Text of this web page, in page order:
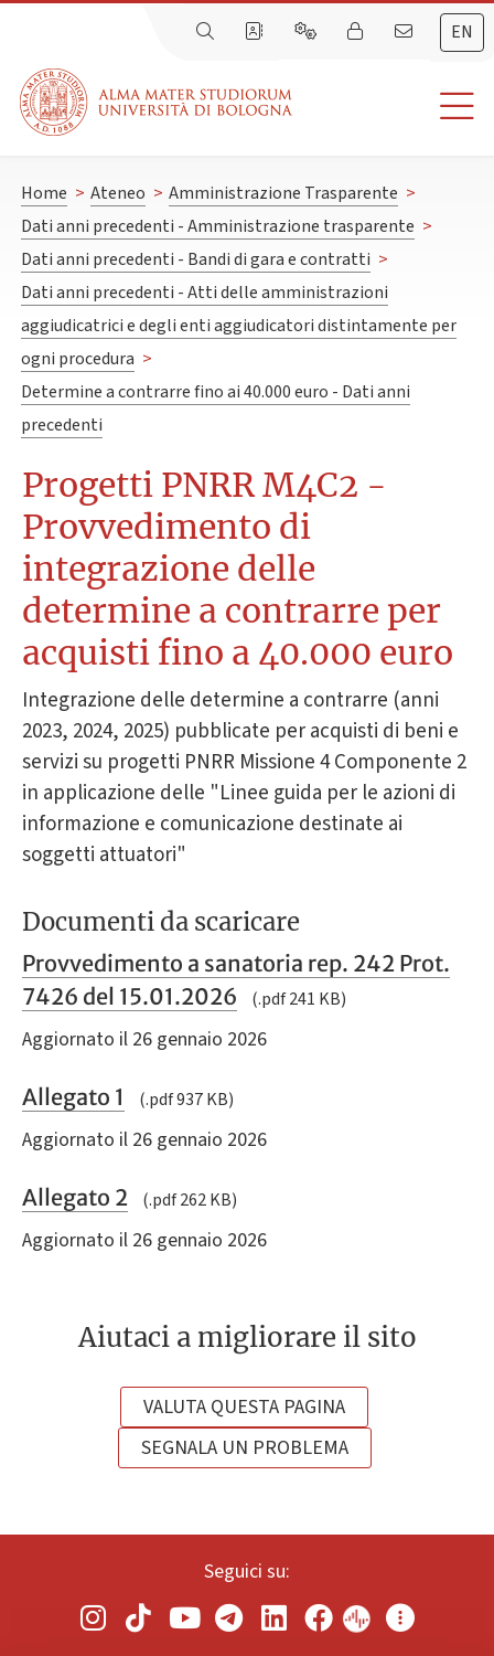
EN
Home > Ateneo > Amministrazione Trasparente >
Dati anni precedenti - Amministrazione trasparente >
Dati anni precedenti - Bandi di gara e contratti >
Dati anni precedenti - Atti delle amministrazioni
aggiudicatrici e degli enti aggiudicatori distintamente per
ogni procedura >
Determine a contrarre fino ai 40.000 euro - Dati anni
precedenti
Progetti PNRR M4C2 -
Provvedimento di
integrazione delle
determine a contrarre per
acquisti fino a 40.000 euro
Integrazione delle determine a contrarre (anni
2023, 2024, 2025) pubblicate per acquisti di beni e
servizi su progetti PNRR Missione 4 Componente 2
in applicazione delle "Linee guida per le azioni di
informazione e comunicazione destinate ai
soggetti attuatori"
Documenti da scaricare
Provvedimento a sanatoria rep. 242 Prot.
7426 del 15.01.2026
(.pdf 241 KB)
Aggiornato il 26 gennaio 2026
Allegato 1 (.pdf 937 KB)
Aggiornato il 26 gennaio 2026
Allegato 2 (.pdf 262 KB)
Aggiornato il 26 gennaio 2026
Aiutaci a migliorare il sito
VALUTA QUESTA PAGINA
SEGNALA UN PROBLEMA
Seguici su: